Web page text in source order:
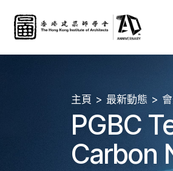
主頁 最新動態
PGBC
Carbon